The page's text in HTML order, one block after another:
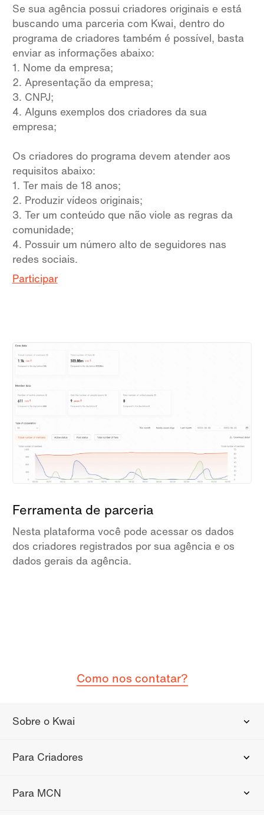
Se sua agência possui criadores originais e está
buscando uma parceria com Kwai, dentro do
programa de criadores também é possível, basta
enviar as informações abaixo:
1. Nome da empresa;
2. Apresentação da empresa;
3. CNPJ;
4. Alguns exemplos dos criadores da sua
empresa;
Os criadores do programa devem atender aos
requisitos abaixo:
1. Ter mais de 18 anos;
2. Produzir vídeos originais;
3. Ter um conteúdo que não viole as regras da
comunidade;
4. Possuir um número alto de seguidores nas
redes sociais.
Participar
Ferramenta de parceria
Nesta plataforma você pode acessar os dados
dos criadores registrados por sua agência e os
dados gerais da agência.
Como nos contatar?
Sobre o Kwai
Para Criadores
Para MCN